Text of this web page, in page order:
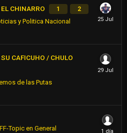
CHINARRO 1 2
y Politica Nacional
CAFICUHO / CHULO
de las Putas
Topic en General